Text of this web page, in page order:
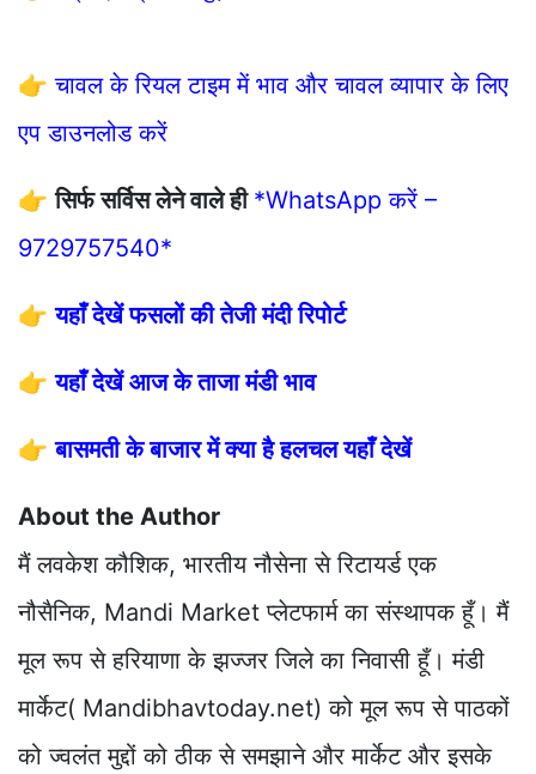
👉चावल के रियल टाइम में भाव और चावल व्यापार के लिए
एप डाउनलोड करें
👉सिर्फ सर्विस लेने वाले ही *WhatsApp करें –
9729757540*
👉यहाँ देखें फसलों की तेजी मंदी रिपोर्ट
👉यहाँ देखें आज के ताजा मंडी भाव
👉बासमती के बाजार में क्या है हलचल यहाँ देखें
About the Author
मैं लवकेश कौशिक, भारतीय नौसेना से रिटायर्ड एक
नौसैनिक, Mandi Market प्लेटफार्म का संस्थापक हूँ। मैं
मूल रूप से हरियाणा के झज्जर जिले का निवासी हूँ। मंडी
मार्केट( Mandibhavtoday.net) को मूल रूप से पाठकों
को ज्वलंत मुद्दों को ठीक से समझाने और मार्केट और इसके